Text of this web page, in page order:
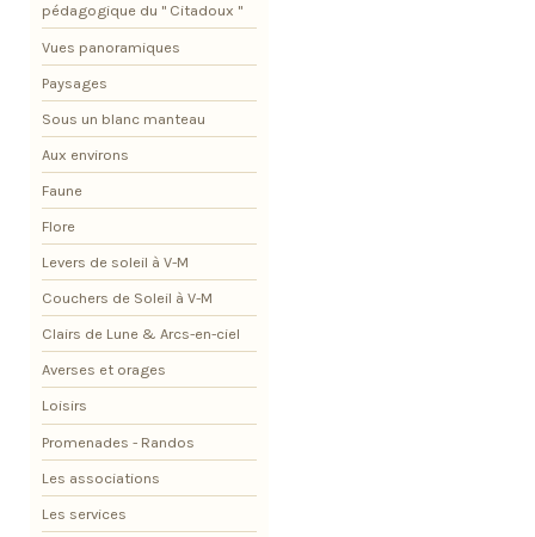
pédagogique du " Citadoux "
Vues panoramiques
Paysages
Sous un blanc manteau
Aux environs
Faune
Flore
Levers de soleil à V-M
Couchers de Soleil à V-M
Clairs de Lune & Arcs-en-ciel
Averses et orages
Loisirs
Promenades - Randos
Les associations
Les services